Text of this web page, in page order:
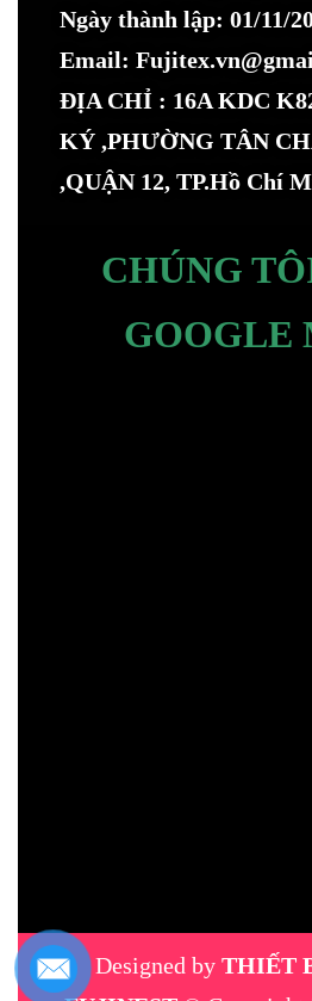
Ngày thành lập: 01/11/
Email:
ĐỊA CHỈ : 16A KDC
KÝ ,PHƯỜNG TÂN
,QUẬN 12, TP.Hồ Chí
CHÚNG
GOOGLE
Designed by THIẾT